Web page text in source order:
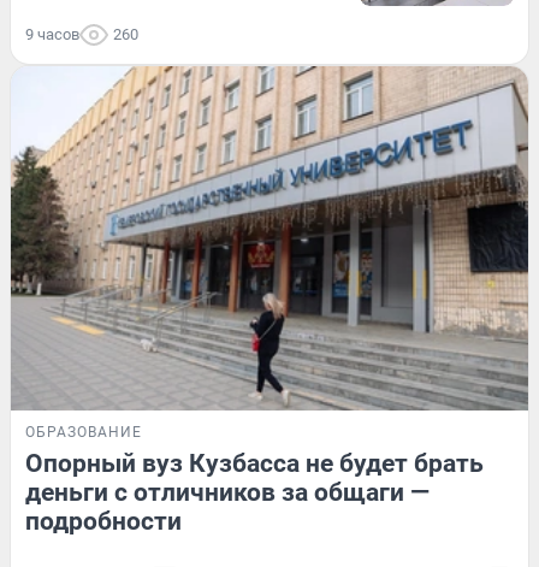
9 часов 260
ОБРАЗОВАНИЕ
Опорный вуз Кузбасса не будет брать
деньги с отличников за общаги —
подробности